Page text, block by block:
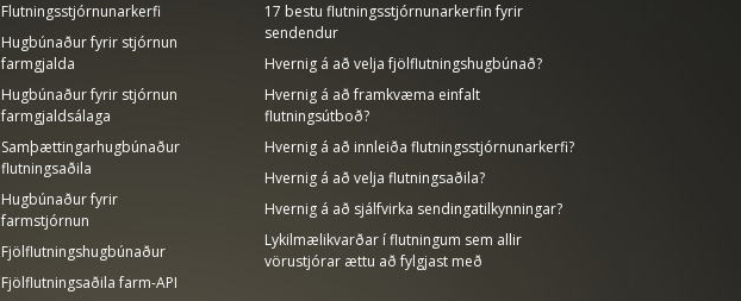
Flutningsstjórnunarkerfi
Hugbúnaður fyrir stjórnun
farmgjalda
Hugbúnaður fyrir stjórnun
farmgjaldsálaga
Samþættingarhugbúnaður
flutningsaðila
Hugbúnaður fyrir
farmstjórnun
Fjölflutningshugbúnaður
Fjölflutningsaðila farm-API
17 bestu flutningsstjórnunarkerfin fyrir
sendendur
Hvernig á að velja fjölflutningshugbúnað?
Hvernig á að framkvæma einfalt
flutningsútboð?
Hvernig á að innleiða flutningsstjórnunarkerfi?
Hvernig á að velja flutningsaðila?
Hvernig á að sjálfvirka sendingatilkynningar?
Lykilmælikvarðar í flutningum sem allir
vörustjórar ættu að fylgjast með